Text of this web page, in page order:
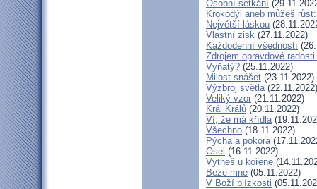
Osobní setkání
Krokodýl aneb můžeš
Největší láskou
Vlastní zisk (27.11.2022)
Každodenní všedností
Zdrojem opravdové
Vyňatý? (25.11.2022)
Milost snášet (23.11.2022)
Výzbroj světla(22.11.2022)
Veliký vzor (21.11.2022)
Král Králů (20.11.2022)
Ví, že má křídla
Všechno (18.11.2022)
Pýcha a pokora
Osel (16.11.2022)
Vytneš u kořene
Beze mne (05.11.2022)
V Boží blízkosti